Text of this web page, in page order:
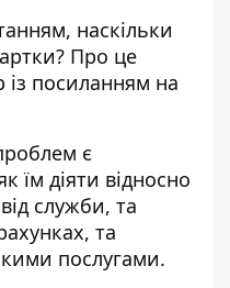
наскільки
Про це
посиланням на
є
їм діяти відносно
служби, та
та
послугами.